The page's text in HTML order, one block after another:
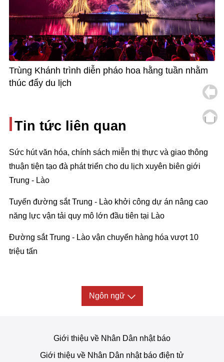
Trùng Khánh trình diễn pháo hoa hằng tuần nhằm
thúc đẩy du lịch
Tin tức liên quan
Sức hút văn hóa, chính sách miễn thị thực và giao thông
thuận tiện tạo đà phát triển cho du lịch xuyên biên giới
Trung - Lào
Tuyến đường sắt Trung - Lào khởi công dự án nâng cao
năng lực vận tải quy mô lớn đầu tiên tại Lào
Đường sắt Trung - Lào vận chuyển hàng hóa vượt 10
triệu tấn
Ngôn ngữ
Giới thiệu về Nhân Dân nhật báo
Giới thiệu về Nhân Dân nhật báo điện tử